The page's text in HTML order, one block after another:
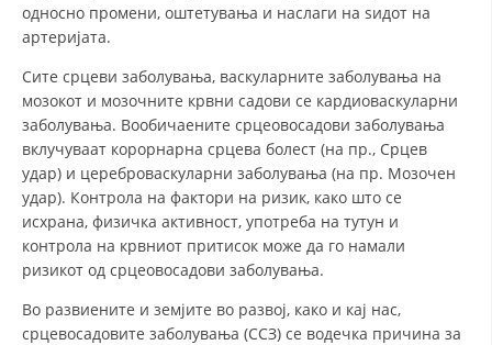
ЗАКОН ЗА ЦКРМ
СТАТУТ НА ЦКРМ
ОРГАНИЗАЦИЈА И РАЗВОЈ
СОБРАНИЕ
односно промени, оштетувања и наслаги на ѕидот на
артеријата.
Сите срцеви заболувања, васкуларните заболувања на
мозокот и мозочните крвни садови се кардиоваскуларни
заболувања. Вообичаените срцеовосадови заболувања
вклучуваат корорнарна срцева болест (на пр., Срцев
удар) и цереброваскуларни заболувања (на пр. Мозочен
удар). Контрола на фактори на ризик, како што се
исхрана, физичка активност, употреба на тутун и
контрола на крвниот притисок може да го намали
ризикот од срцеовосадови заболувања.
Во развиените и земјите во развој, како и кај нас,
срцевосадовите заболувања (ССЗ) се водечка причина за